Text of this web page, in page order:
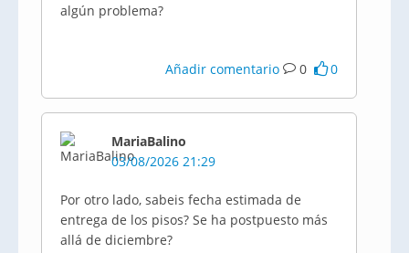
algún problema?
Añadir comentario 0 0
MariaBalino
03/08/2026 21:29
Por otro lado, sabeis fecha estimada de
entrega de los pisos? Se ha postpuesto más
allá de diciembre?